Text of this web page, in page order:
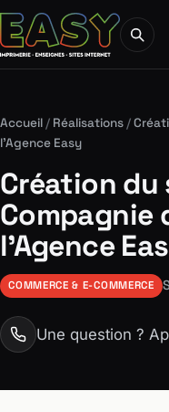
Accueil / Réalisations /
l’Agence Easy
Création du
Compagnie
l’Agence
COMMERCE & E-COMMERCE
Une question ?